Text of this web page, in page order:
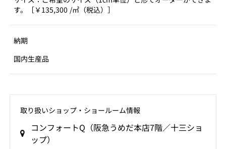
す。［￥135,300 /㎡（税込）］
納期
国内生産品
取り扱いショップ‧ショールーム情報
コンフォートQ（阪急うめだ本店7階／十三ショ
ップ）